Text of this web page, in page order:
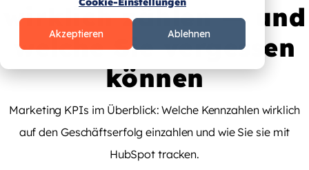
Akzeptieren Ablehnen
wirklich zählen — und
welche Sie vergessen
können
Marketing KPIs im Überblick: Welche Kennzahlen wirklich
auf den Geschäftserfolg einzahlen und wie Sie sie mit
HubSpot tracken.